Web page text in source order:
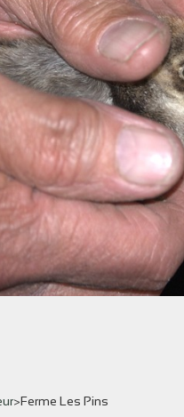
>Ferme Les Pins